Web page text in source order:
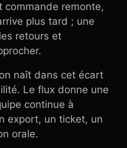
commande remonte,
plus tard ; une
retours et
naît dans cet écart
Le flux donne une
continue à
export, un ticket, un
orale.